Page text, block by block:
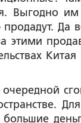
Выгодно
Да
очередной
большие